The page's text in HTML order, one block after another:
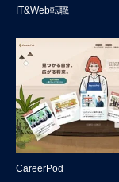
IT&Web転職
CareerPod